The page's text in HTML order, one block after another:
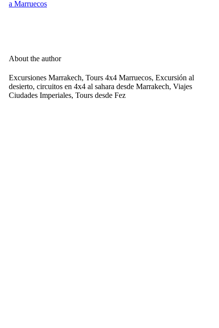
a Marruecos
About the author
Excursiones Marrakech, Tours 4x4 Marruecos, Excursión al
desierto, circuitos en 4x4 al sahara desde Marrakech, Viajes
Ciudades Imperiales, Tours desde Fez